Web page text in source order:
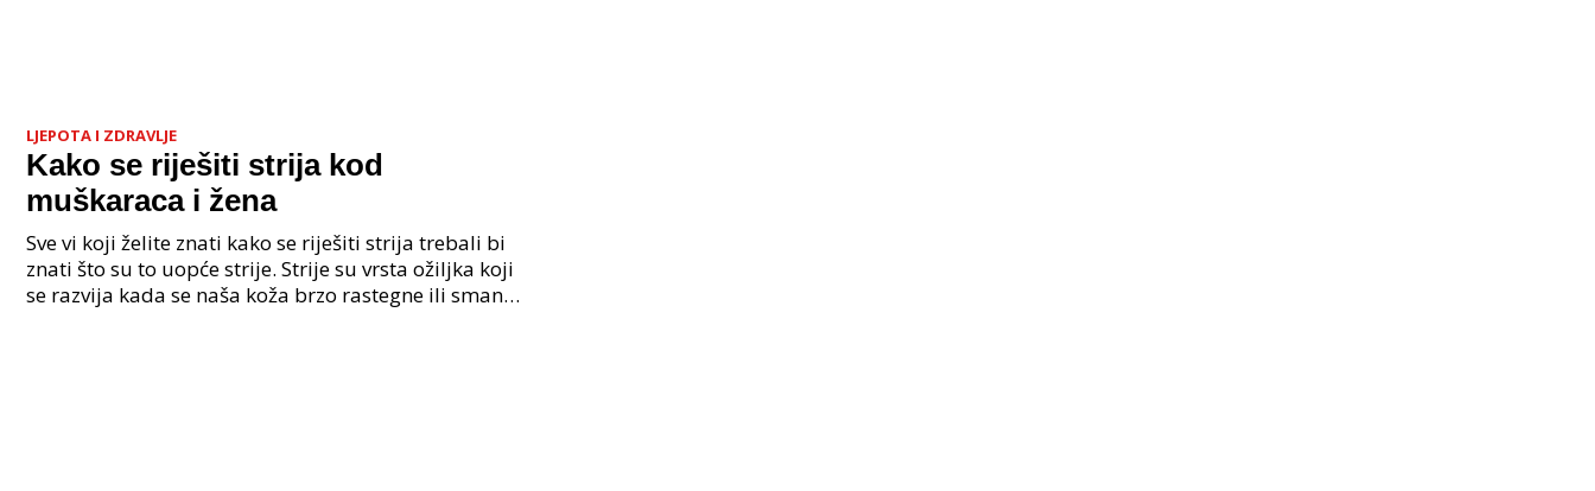
LJEPOTA I ZDRAVLJE
Kako se riješiti strija kod
muškaraca i žena
Sve vi koji želite znati kako se riješiti strija trebali bi
znati što su to uopće strije. Strije su vrsta ožiljka koji
se razvija kada se naša koža brzo rastegne ili smanji.